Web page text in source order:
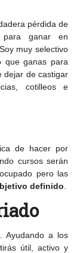
pérdida de
ganar en
muy selectivo
que ganas para
dejar de castigar
cotilleos e
de hacer por
cursos serán
pero las
bjetivo definido
a los
útil, activo y